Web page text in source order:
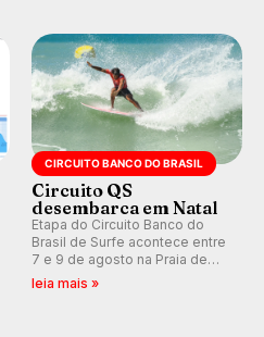
Kelly Slater convidado.
CIRCUITO BANCO DO BRASIL
Circuito QS
desembarca em Natal
Etapa do Circuito Banco do
Brasil de Surfe acontece entre
7 e 9 de agosto na Praia de
Miami (RN), em disputas
leia mais »